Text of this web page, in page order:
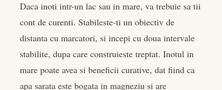
Daca inoti intr-un lac sau in mare, va trebuie sa tii
cont de curenti. Stabileste-ti un obiectiv de
distanta cu marcatori, si incepi cu doua intervale
stabilite, dupa care construieste treptat. Inotul in
mare poate avea si beneficii curative, dat fiind ca
apa sarata este bogata in magneziu si are